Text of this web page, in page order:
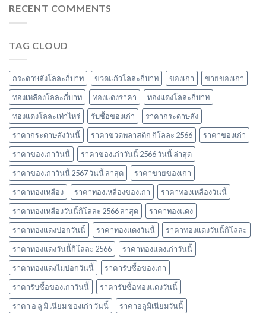
เก่า
วัสดุ
และ
ข้อมูล
สำคัญ
ปี
2566
โล
ของ
เก่า
ล่าสุด
ในปี
2566
RECENT COMMENTS
TAG CLOUD
กระดาษลังโลละกี่บาท ขวดแก้วโลละกี่บาท ของเก่า
ขายของเก่า
ทองเหลืองโลละกี่บาท
ทองแดงราคา
ทองแดงโลละกี่บาท
ทองแดงโลละเท่าไหร่
รับซื้อของเก่า
ราคากระดาษลัง
ราคากระดาษลังวันนี้
ราคาขวดพลาสติก กิโลละ 2566
ราคาของเก่า
ราคาของเก่าวันนี้
ราคาของเก่าวันนี้ 2566 วันนี้ ล่าสุด
ราคาของเก่าวันนี้ 2567 วันนี้ ล่าสุด
ราคาขายของเก่า
ราคาทองเหลือง
ราคาทองเหลืองของเก่า
ราคาทองเหลืองวันนี้
ราคาทองเหลืองวันนี้กิโลละ 2566 ล่าสุด
ราคาทองแดง
ราคาทองแดงปอกวันนี้
ราคาทองแดงวันนี้
ราคาทองแดงวันนี้กิโลละ
ราคาทองแดงวันนี้กิโลละ 2566
ราคาทองแดงเก่าวันนี้
ราคาทองแดงไม่ปอกวันนี้
ราคารับซื้อของเก่า
ราคารับซื้อของเก่าวันนี้
ราคารับซื้อทองแดงวันนี้
ราคา อ ลู มิ เนียม ของเก่า วันนี้
ราคาอลูมิเนียมวันนี้